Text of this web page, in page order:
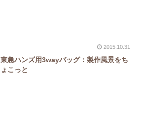
2015.10.31
東急ハンズ用3wayバッグ：製作風景をち
ょこっと